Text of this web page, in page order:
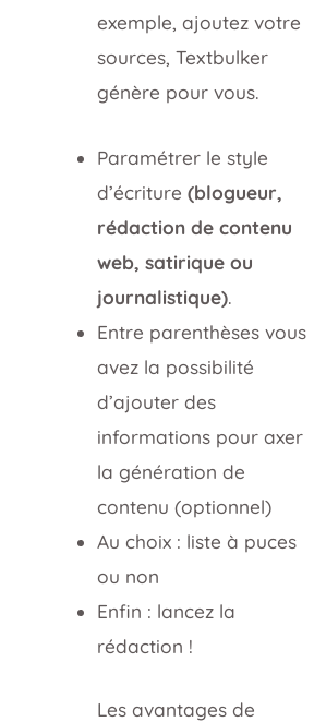
exemple, ajoutez votre
sources, Textbulker
génère pour vous.
Paramétrer le style
d’écriture(blogueur,
rédaction de contenu
web, satirique ou
journalistique).
Entre parenthèses vous
avez la possibilité
d’ajouter des
informations pour axer
la génération de
contenu (optionnel)
Au choix : liste à puces
ou non
Enfin : lancez la
rédaction !
Les avantages de